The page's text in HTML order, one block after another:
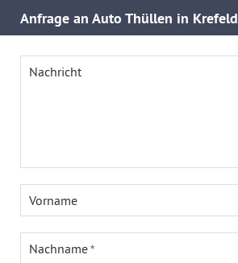
Anfrage an Auto Thüllen in Krefeld
Nachricht
Vorname
Nachname